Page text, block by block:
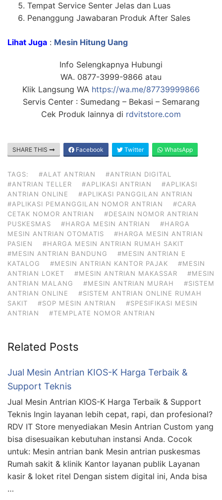
Tempat Service Senter Jelas dan Luas
Penanggung Jawabaran Produk After Sales
Lihat Juga : Mesin Hitung Uang
Info Selengkapnya Hubungi
WA. 0877-3999-9866 atau
Klik Langsung WA https://wa.me/87739999866
Servis Center : Sumedang – Bekasi – Semarang
Cek Produk lainnya di rdvitstore.com
SHARE THIS Facebook Twitter WhatsApp
TAGS: #ALAT ANTRIAN
#ANTRIAN DIGITAL
#ANTRIAN TELLER
#APLIKASI ANTRIAN
#APLIKASI
ANTRIAN ONLINE
#APLIKASI PANGGILAN ANTRIAN
#APLIKASI PEMANGGILAN NOMOR ANTRIAN
#CARA
CETAK NOMOR ANTRIAN
#DESAIN NOMOR ANTRIAN
PUSKESMAS
#HARGA MESIN ANTRIAN
#HARGA
MESIN ANTRIAN OTOMATIS
#HARGA MESIN ANTRIAN
PASIEN
#HARGA MESIN ANTRIAN RUMAH SAKIT
#MESIN ANTRIAN BANDUNG
#MESIN ANTRIAN E
KATALOG
#MESIN ANTRIAN KANTOR PAJAK
#MESIN
ANTRIAN LOKET
#MESIN ANTRIAN MAKASSAR
#MESIN
ANTRIAN MALANG
#MESIN ANTRIAN MURAH
#SISTEM
ANTRIAN ONLINE
#SISTEM ANTRIAN ONLINE RUMAH
SAKIT
#SOP MESIN ANTRIAN
#SPESIFIKASI MESIN
ANTRIAN
#TEMPLATE NOMOR ANTRIAN
Related Posts
Jual Mesin Antrian KIOS-K Harga Terbaik &
Support Teknis
Jual Mesin Antrian KIOS-K Harga Terbaik & Support
Teknis Ingin layanan lebih cepat, rapi, dan profesional?
RDV IT Store menyediakan Mesin Antrian Custom yang
bisa disesuaikan kebutuhan instansi Anda. Cocok
untuk: Mesin antrian bank Mesin antrian puskesmas
Rumah sakit & klinik Kantor layanan publik Layanan
kasir & loket ritel Dengan sistem digital ini, Anda bisa
…